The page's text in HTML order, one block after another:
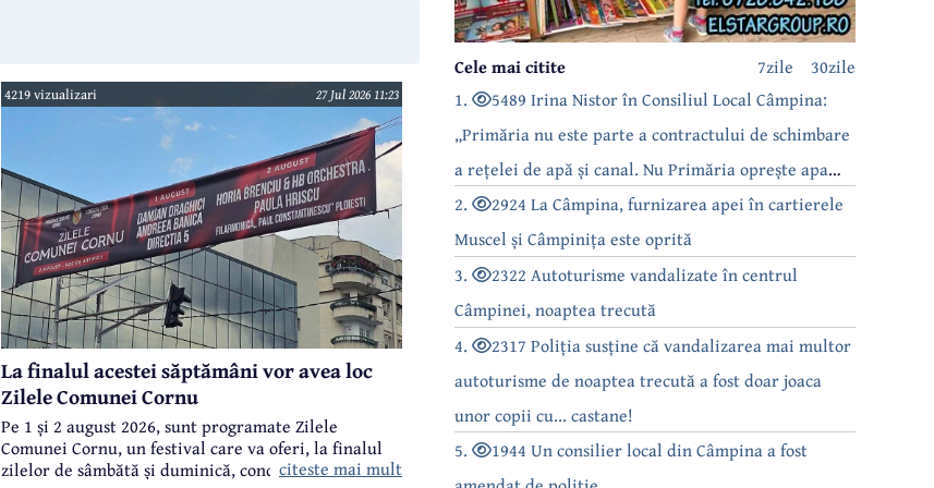
30zile
7zile
Cele mai citite
1.
5489 Irina Nistor în Consiliul Local Câmpina:
„Primăria nu este parte a contractului de schimbare
a rețelei de apă și canal. Nu Primăria oprește apa
câmpinenilor!”
2.
2924 La Câmpina, furnizarea apei în cartierele
Muscel și Câmpinița este oprită
3.
2322 Autoturisme vandalizate în centrul
Câmpinei, noaptea trecută
4.
2317 Poliția susține că vandalizarea mai multor
autoturisme de noaptea trecută a fost doar joaca
unor copii cu... castane!
5.
1944 Un consilier local din Câmpina a fost
4219 vizualizari 27 Jul 2026 11:23
La finalul acestei săptămâni vor avea loc
Zilele Comunei Cornu
Pe 1 și 2 august 2026, sunt programate Zilele
Comunei Cornu, un festival care va oferi, la finalul
zilelor de sâmbătă și duminică, concerte ale unor
citeste mai mult